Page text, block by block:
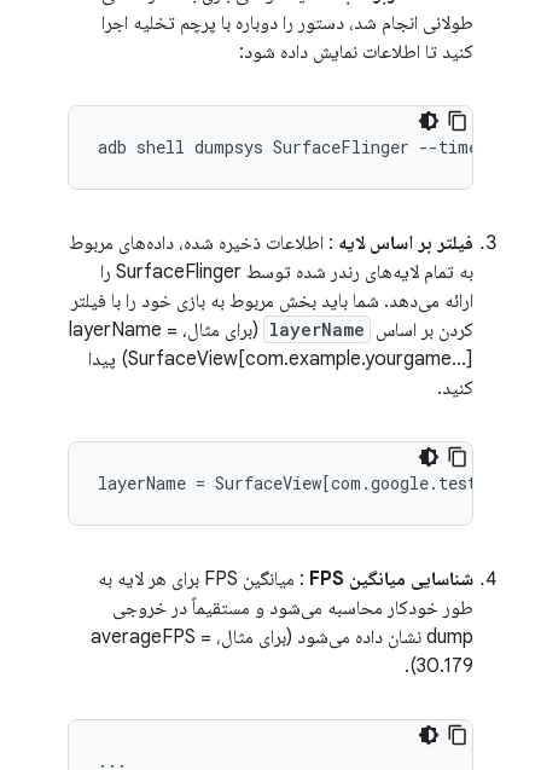
طولانی انجام شد، دستور را دوباره با پرچم تخلیه اجرا
کنید تا اطلاعات نمایش داده شود:
فیلتر بر اساس لایه : اطلاعات ذخیره شده، داده‌های مربوط
به تمام لایه‌های رندر شده توسط SurfaceFlinger را
ارائه می‌دهد. شما باید بخش مربوط به بازی خود را با فیلتر
کردن بر اساس layerName
(برای مثال، layerName =
SurfaceView[com.example.yourgame...]) پیدا
کنید.
شناسایی میانگین FPS
: میانگین FPS برای هر لایه به
طور خودکار محاسبه می‌شود و مستقیماً در خروجی
dump نشان داده می‌شود (برای مثال، averageFPS =
30.179).
...